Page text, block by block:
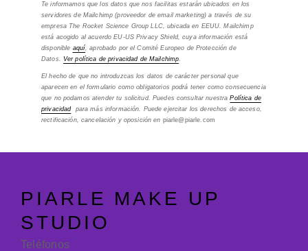
Te informamos que los datos que nos facilitas estarán ubicados en los
servidores de Mailchimp (proveedor de email marketing) a través de su
empresa The Rocket Science Group LLC, ubicada en EEUU. Mailchimp
está acogido al acuerdo EU-US Privacy Shield, cuya información está
disponible aquí, aprobado por el Comité Europeo de Protección de
Datos. Ver política de privacidad de Mailchimp.
El hecho de que no introduzcas los datos de carácter personal que
aparecen en el formulario como obligatorios podrá tener como consecuencia
que no podamos atender tu solicitud. Puedes consultar nuestraPolítica de
privacidad
para más información. Puede ejercitar los derechos de acceso,
rectificación, cancelación y oposición en piarle@piarle.com
PIARLE MAKE UP
STUDIO
Teléfonos